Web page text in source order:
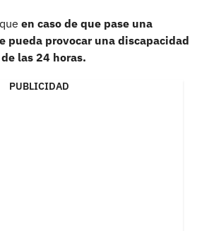
en caso de que pase una
pueda provocar una discapacidad
las 24 horas.
PUBLICIDAD